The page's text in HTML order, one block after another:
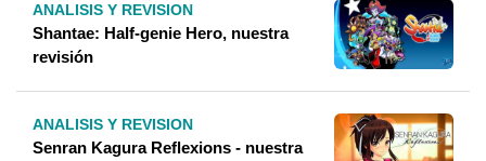
ANALISIS Y REVISION
Shantae: Half-genie Hero, nuestra
revisión
ANALISIS Y REVISION
Senran Kagura Reflexions - nuestra